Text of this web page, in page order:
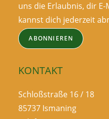
uns die Erlaubnis, dir E-
kannst dich jederzeit
ABONNIEREN
KONTAKT
Schloßstraße 16 / 18
85737 Ismaning